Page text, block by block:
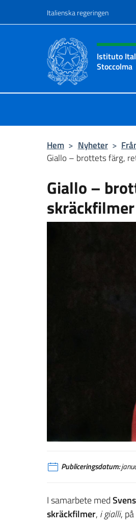
Italienska regeringen
Header, social
Istituto
Stoccolma
Hem > Nyheter >
Giallo – brottets färg,
Giallo –
skräckfilmer
Publiceringsdatum:
I samarbete med
skräckfilmer, i gialli, på